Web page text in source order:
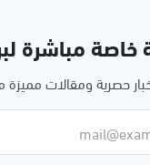
خاصة مباشرة
حصرية ومقالات